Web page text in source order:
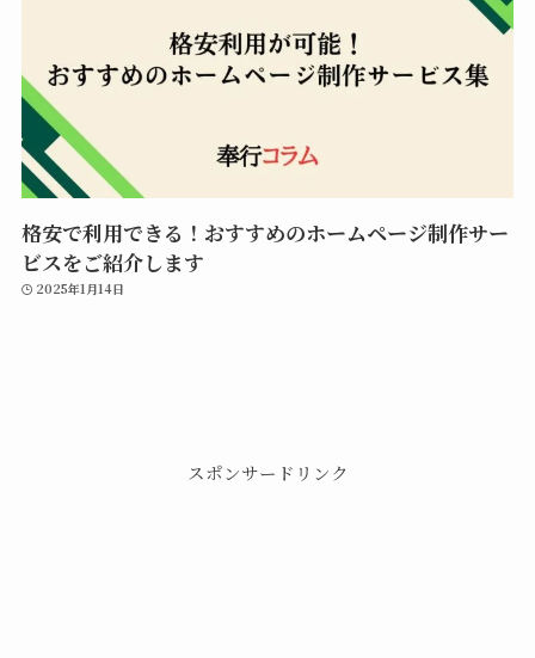
格安で利用できる！おすすめのホームページ制作サー
ビスをご紹介します
2025年1月14日
スポンサードリンク